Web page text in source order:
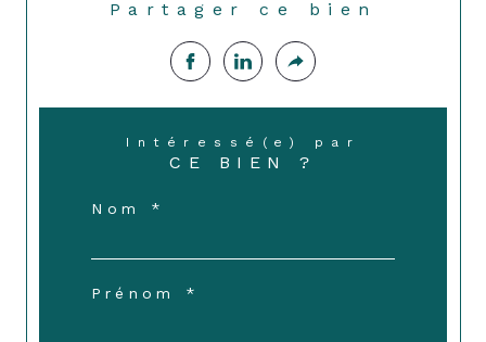
Partager ce bien
Intéressé(e) par
CE BIEN ?
Nom *
Prénom *